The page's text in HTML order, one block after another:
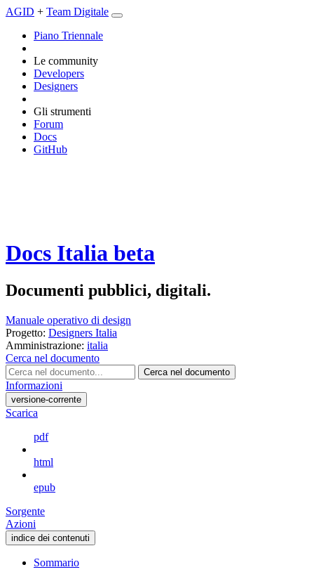
AGID + Team Digitale
Piano Triennale
Le community
Developers
Designers
Gli strumenti
Forum
Docs
GitHub
Docs Italia beta
Documenti pubblici, digitali.
Manuale operativo di design
Progetto: Designers Italia
Amministrazione: italia
Cerca nel documento
Cerca nel documento
Informazioni
versione-corrente
Scarica
pdf
html
epub
Sorgente
Azioni
indice dei contenuti
Sommario